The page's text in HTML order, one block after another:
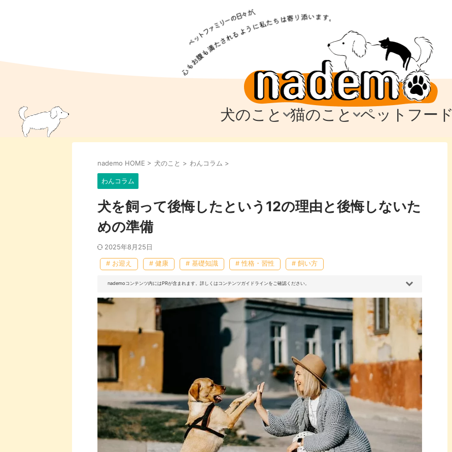
犬のこと
犬のこと
犬のしつけ
犬のアイテム
猫のこと
猫のこと
猫のしつけ
猫のアイテム
ペットフード
ペットフード
nademo HOME > 犬のこと > わんコラム >
わんコラム
犬を飼って後悔したという12の理由と後悔しないた
めの準備
2025年8月25日
# お迎え # 健康 # 基礎知識 # 性格・習性 # 飼い方
nademoコンテンツ内にはPRが含まれます。詳しくはコンテンツガイドラインをご確認ください。